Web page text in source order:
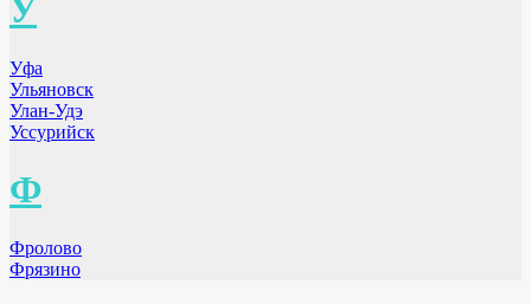
У
Уфа
Ульяновск
Улан-Удэ
Уссурийск
Ф
Фролово
Фрязино